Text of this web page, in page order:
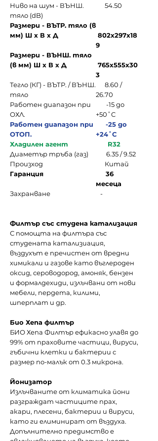
Ниво на шум - ВЪНШ.
тяло (dB)
54.50
Размери - ВЪТР. тяло (в
мм) Ш х В х Д
802х297х18
9
Размери - ВЪНШ. тяло
(в мм) Ш х В х Д
765х555х30
3
Тегло (КГ) - ВЪТР. / ВЪНШ.
тяло
8.60 /
26.70
Работен диапазон при
ОХЛ.
-15 до
+50˚C
Работен диапазон при
ОТОП.
-25 до
+24˚C
Хладилен агент
R32
Диаметър тръба (газ)
6.35 / 9.52
Произход
Китай
Гаранция
36
месеца
Захранване
-
Филтър със студeна катализация
С помощта на филтъра със
студената катализиация,
въздухът е пречистен от вредни
химикали и газове като въглероден
оксид, сероводород, амоняк, бензен
и формалдехиди, излъчвани от нови
мебели, пердета, килими,
шперплат и др.
Био Хепа филтър
БИО Хепа Филтър ефикасно улавя до
99% от праховите частици, вируси,
гъбични клетки и бактерии с
размер по-малък от 0.3 микрона.
Йонизатор
Излъчваните от климатика йони
разграждат частиците прах,
акари, плесени, бактерии и вируси,
като ги елиминират от въздуха.
Допълнително предимство е